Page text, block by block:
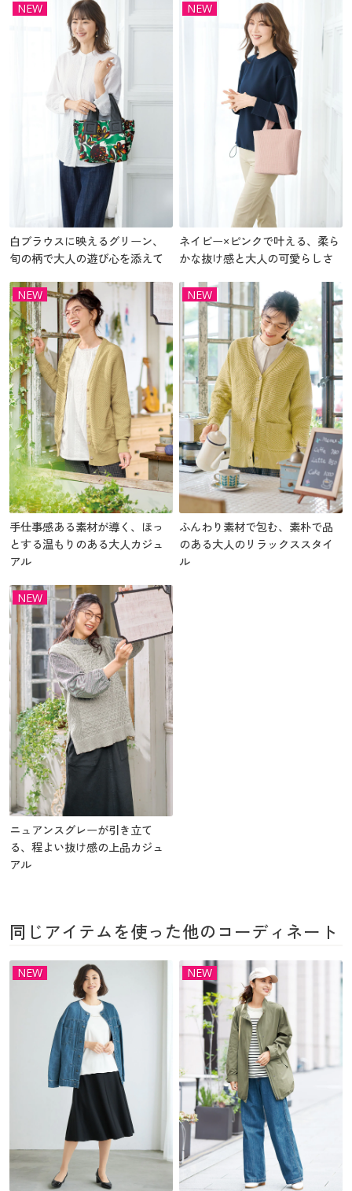
NEW
白ブラウスに映えるグリーン、
旬の柄で大人の遊び心を添えて
NEW
ネイビー×ピンクで叶える、柔ら
かな抜け感と大人の可愛らしさ
NEW
手仕事感ある素材が導く、ほっ
とする温もりのある大人カジュ
アル
NEW
ふんわり素材で包む、素朴で品
のある大人のリラックススタイ
ル
NEW
ニュアンスグレーが引き立て
る、程よい抜け感の上品カジュ
アル
同じアイテムを使った他のコーディネート
NEW NEW